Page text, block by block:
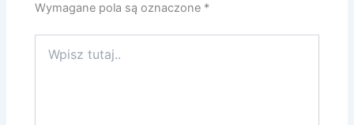
Wymagane pola są oznaczone *
tutaj..